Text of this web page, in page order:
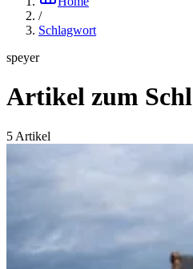
/
Schlagwort
speyer
Artikel zum
5 Artikel